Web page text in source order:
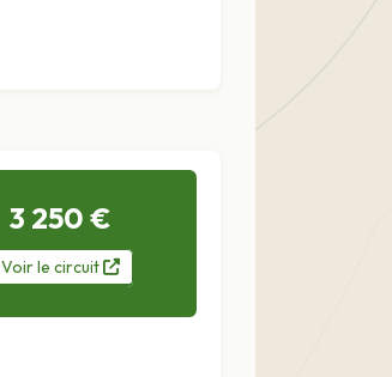
3 250 €
Voirle circuit